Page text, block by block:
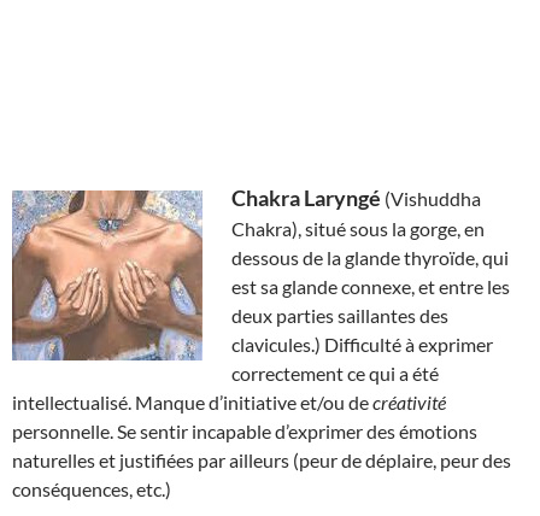
Chakra Laryngé (Vishuddha
Chakra), situé sous la gorge, en
dessous de la glande thyroïde, qui
est sa glande connexe, et entre les
deux parties saillantes des
clavicules.) Difficulté à exprimer
correctement ce qui a été
intellectualisé. Manque d’initiative et/ou decréativité
personnelle. Se sentir incapable d’exprimer des émotions
naturelles et justifiées par ailleurs (peur de déplaire, peur des
conséquences, etc.)